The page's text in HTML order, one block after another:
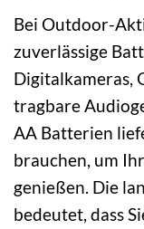
Bei Outdoor-
zuverlässige
Digitalkameras,
tragbare
AA Batterien
brauchen, um
genießen. Die
bedeutet, dass